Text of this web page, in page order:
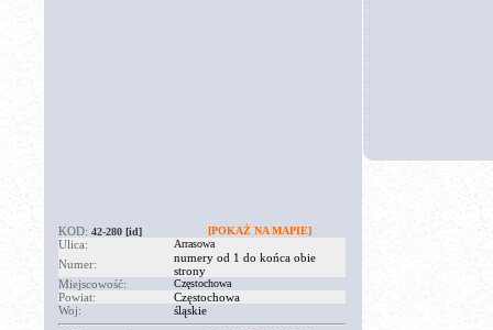
KOD: 42-280 [id] [POKAŻ NA MAPIE]
Ulica: Arrasowa
Numer:
numery od 1 do końca obie
strony
Miejscowość:
Częstochowa
Powiat:
Częstochowa
Woj:
śląskie